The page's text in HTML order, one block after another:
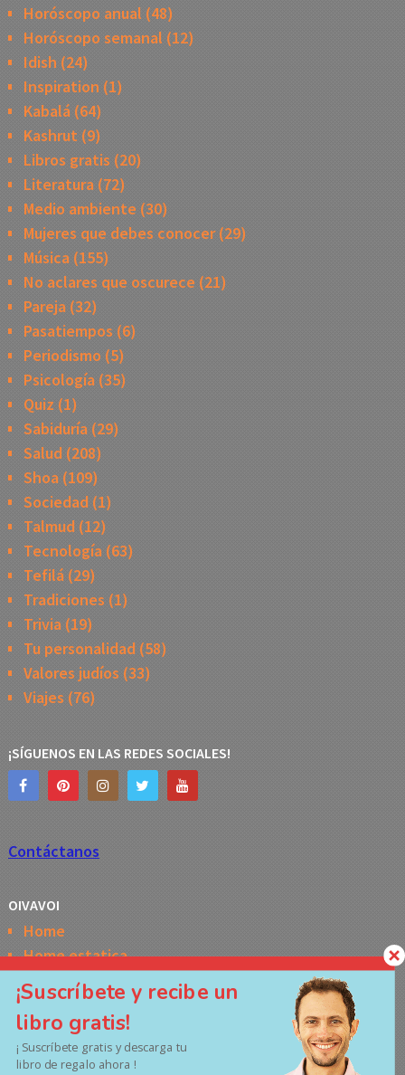
Horóscopo anual (48)
Horóscopo semanal (12)
Idish (24)
Inspiration (1)
Kabalá(64)
Kashrut (9)
Libros gratis (20)
Literatura(72)
Medio ambiente (30)
Mujeres que debes conocer(29)
Música(155)
No aclares que oscurece (21)
Pareja(32)
Pasatiempos (6)
Periodismo (5)
Psicología(35)
Quiz (1)
Sabiduría(29)
Salud (208)
Shoa(109)
Sociedad(1)
Talmud (12)
Tecnología(63)
Tefilá(29)
Tradiciones (1)
Trivia(19)
Tu personalidad(58)
Valores judíos (33)
Viajes (76)
¡SÍGUENOS EN LAS REDES SOCIALES!
Contáctanos
OIVAVOI
Home
Home estatica
Horóscopo semanal de la Kabbalah
Memes
No Access
Políticas de privacidad
¡Suscríbete y recibe un
libro gratis!
¡ Suscríbete gratis y descarga tu
libro de regalo ahora !